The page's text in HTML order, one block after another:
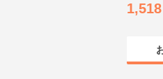
1,518